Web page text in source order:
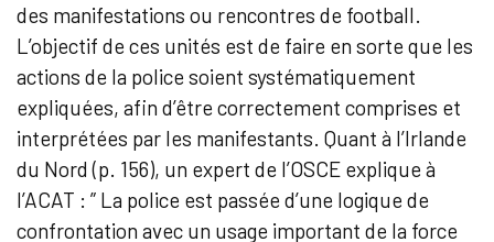
des manifestations ou rencontres de football.
L’objectif de ces unités est de faire en sorte que les
actions de la police soient systématiquement
expliquées, afin d’être correctement comprises et
interprétées par les manifestants. Quant à l’Irlande
du Nord (p. 156), un expert de l’OSCE explique à
l’ACAT : ” La police est passée d’une logique de
confrontation avec un usage important de la force